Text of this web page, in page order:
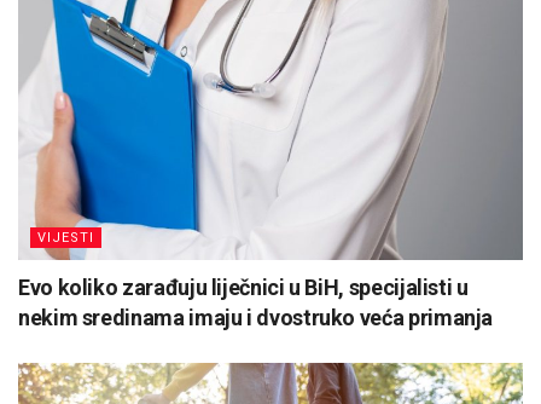
VIJESTI
Evo koliko zarađuju liječnici u BiH, specijalisti u
nekim sredinama imaju i dvostruko veća primanja